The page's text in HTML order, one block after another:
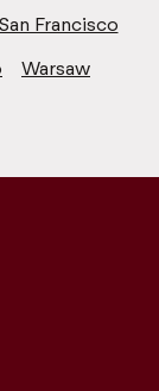
San Francisco
Warsaw